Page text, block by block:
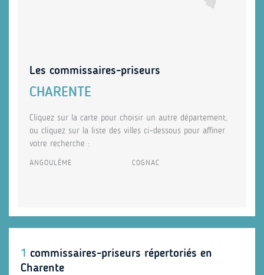
Les commissaires-priseurs
CHARENTE
Cliquez sur la carte pour choisir un autre département,
ou cliquez sur la liste des villes ci-dessous pour affiner
votre recherche :
ANGOULÊME COGNAC
1 commissaires-priseurs répertoriés en
Charente